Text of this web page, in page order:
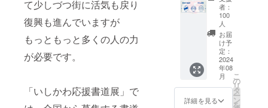
て少しづつ街に活気も戻り
復興も進んでいますが
もっともっと多くの人の力
が必要です。
「いしかわ応援書道展」で
い場
合、備
考欄に
ご記載
してく
ださい
ます(任
意) 備
考欄に
氏名
（ニッ
クネー
ム可）
または
会社
名。
メッ
ンA】
半紙1
枚、書
道展へ
出品で
きま
す！ ※
作品の
〆切は5
月31日
必着に
者：
100
人
お届
け予
定：
2024
年08
月
詳細を見る
こ
の
リ
タ
ー
ン
を